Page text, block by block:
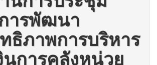
ารพัฒนา
ธิภาพการบริหาร
นการคลังหน่วย